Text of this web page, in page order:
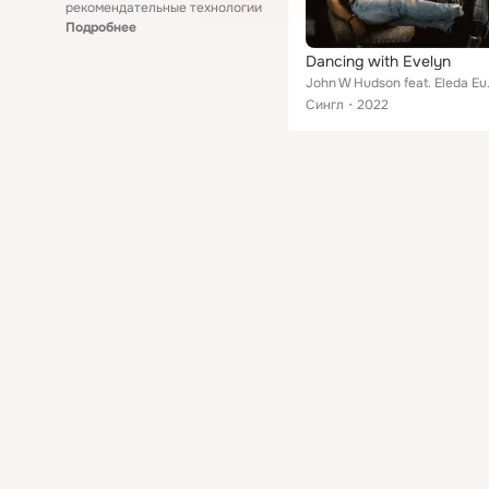
рекомендательные технологии
Подробнее
Dancing with Evelyn
John
Сингл
2022